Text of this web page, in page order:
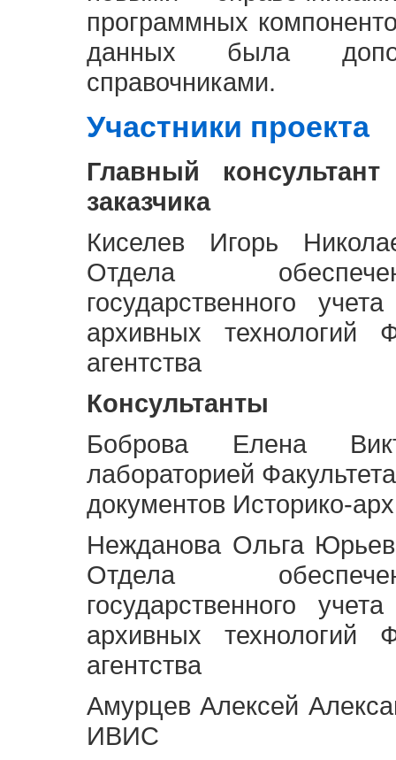
программных
данных была
справочниками.
Участники проекта
Главный
заказчика
Киселев Игорь
Отдела
государственного
архивных технологий
агентства
Консультанты
Боброва Елена
лабораторией
документов Историко-
Нежданова Ольга
Отдела
государственного
архивных технологий
агентства
Амурцев Алексей
ИВИС